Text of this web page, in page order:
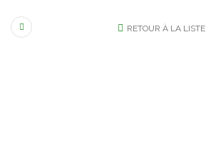
RETOUR À LA LISTE